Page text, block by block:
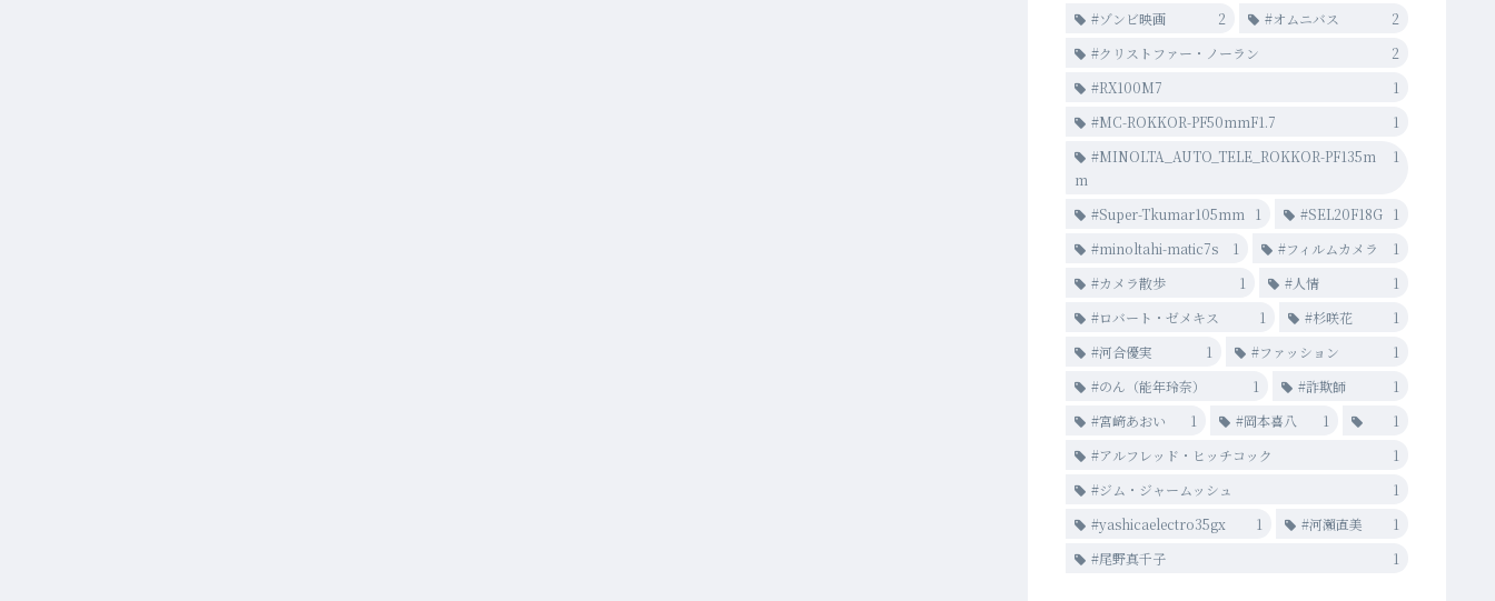
#ゾンビ映画
2 #オムニバス
2
#クリストファー・ノーラン
2
#RX100M7
1
#MC-ROKKOR-PF50mmF1.7
1
#MINOLTA_AUTO_TELE_ROKKOR-PF135m
m
1
#Super-Tkumar105mm 1 #SEL20F18G
1
#minoltahi-matic7s
1 #フィルムカメラ
1
#カメラ散歩
1 #人情
1
#ロバート・ゼメキス
1 #杉咲花
1
#河合優実
1 #ファッション
1
#のん（能年玲奈）
1 #詐欺師
1
#宮﨑あおい
1 #岡本喜八 1
1
#アルフレッド・ヒッチコック
1
#ジム・ジャームッシュ
1
#yashicaelectro35gx
1 #河瀨直美
1
#尾野真千子
1